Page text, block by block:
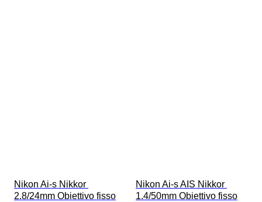
Nikon Ai-s Nikkor
2.8/24mm Obiettivo fisso
Nikon Ai-s AIS Nikkor
1.4/50mm Obiettivo fisso